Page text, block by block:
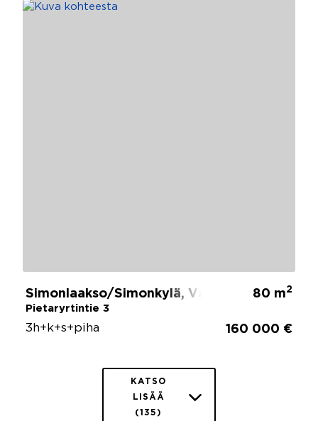
Simonlaakso/Simonkylä, Vantaa
Pietaryrtintie 3
80 m2
3h+k+s+piha 160 000 €
KATSO
LISÄÄ
(135)